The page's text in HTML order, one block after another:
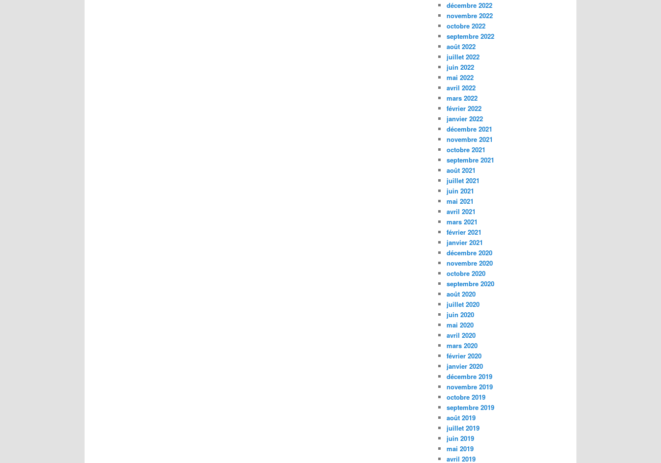
décembre 2022
novembre 2022
octobre 2022
septembre 2022
août 2022
juillet 2022
juin 2022
mai 2022
avril 2022
mars 2022
février 2022
janvier 2022
décembre 2021
novembre 2021
octobre 2021
septembre 2021
août 2021
juillet 2021
juin 2021
mai 2021
avril 2021
mars 2021
février 2021
janvier 2021
décembre 2020
novembre 2020
octobre 2020
septembre 2020
août 2020
juillet 2020
juin 2020
mai 2020
avril 2020
mars 2020
février 2020
janvier 2020
décembre 2019
novembre 2019
octobre 2019
septembre 2019
août 2019
juillet 2019
juin 2019
mai 2019
avril 2019